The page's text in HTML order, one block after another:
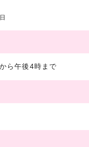
ら午後4時まで